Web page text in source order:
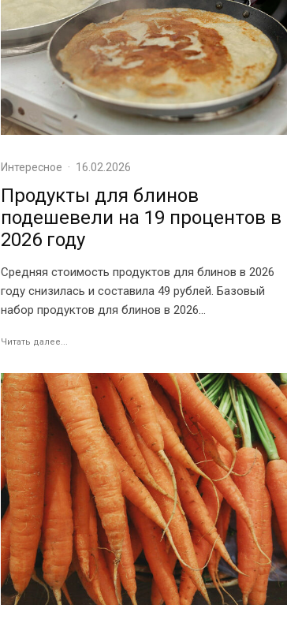
Интересное · 16.02.2026
Продукты для блинов
подешевели на 19 процентов в
2026 году
Средняя стоимость продуктов для блинов в 2026
году снизилась и составила 49 рублей. Базовый
набор продуктов для блинов в 2026...
Читать далее...